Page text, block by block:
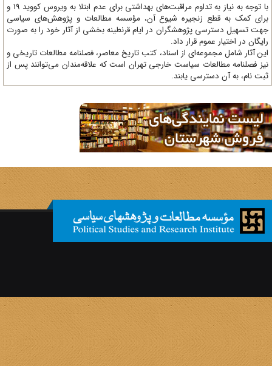
با توجه به نیاز به تداوم مراقبت‌های بهداشتی برای عدم ابتلا به ویروس کووید 19 و
کمک به قطع زنجیره شیوع آن، مؤسسه مطالعات و پژوهش‌های سیاسی
تسهیل دسترسی پژوهشگران در ایام قرنطینه بخشی از آثار خود را به صورت
در اختیار عموم قرار داد.
آثار شامل مجموعه‌ای از اسناد، کتب تاریخ معاصر، فصلنامه‌ مطالعات تاریخی و
فصلنامه مطالعات سیاست خارجی تهران است که علاقه‌مندان می‌توانند پس از
نام، به آن دسترسی یابند.